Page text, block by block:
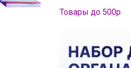
Товары до 500р